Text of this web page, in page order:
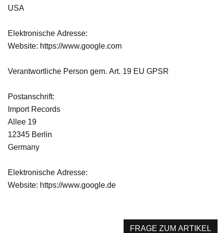
USA
Elektronische Adresse:
Website: https://www.google.com
Verantwortliche Person gem. Art. 19 EU GPSR
Postanschrift:
Import Records
Allee 19
12345 Berlin
Germany
Elektronische Adresse:
Website: https://www.google.de
FRAGE ZUM ARTIKEL